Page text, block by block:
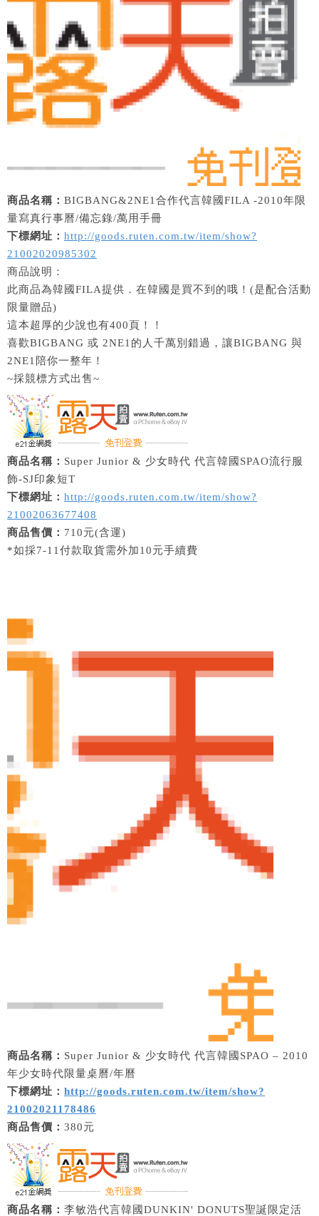
商品名稱： BIGBANG&2NE1合作代言韓國FILA -2010年限
量寫真行事曆/備忘錄/萬用手冊
下標網址： http://goods.ruten.com.tw/item/show?
21002020985302
商品說明：
此商品為韓國FILA提供．在韓國是買不到的哦！(是配合活動
限量贈品)
這本超厚的少說也有400頁！！
喜歡BIGBANG 或 2NE1的人千萬別錯過，讓BIGBANG 與
2NE1陪你一整年！
~採競標方式出售~
商品名稱： Super Junior & 少女時代 代言韓國SPAO流行服
飾-SJ印象短T
下標網址： http://goods.ruten.com.tw/item/show?
21002063677408
商品售價： 710元(含運)
*如採7-11付款取貨需外加10元手續費
商品名稱： Super Junior & 少女時代 代言韓國SPAO – 2010
年少女時代限量桌曆/年曆
下標網址： http://goods.ruten.com.tw/item/show?
21002021178486
商品售價： 380元
商品名稱： 李敏浩代言韓國DUNKIN' DONUTS聖誕限定活